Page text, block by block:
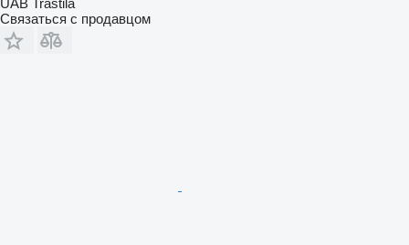
UAB Trastila
Связаться с продавцом